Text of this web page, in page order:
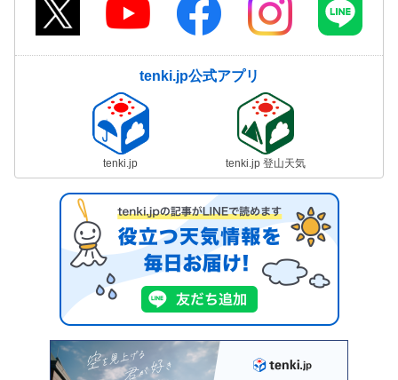
tenki.jp公式アプリ
tenki.jp tenki.jp 登山天気